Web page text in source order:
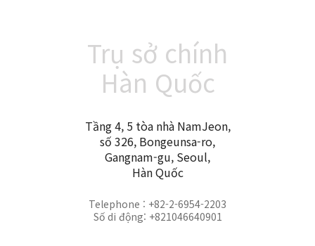
Trụ sở chính
Hàn Quốc
Tầng 4, 5 tòa nhà NamJeon,
số 326, Bongeunsa-ro,
Gangnam-gu, Seoul,
Hàn Quốc
Telephone : +82-2-6954-2203
Số di động: +821046640901